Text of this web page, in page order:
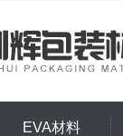
EVA材料